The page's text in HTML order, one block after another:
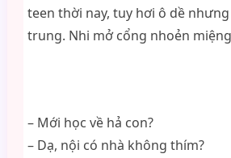
teen thời nay, tuy hơi ô dề
trung. Nhi mở cổng nhoẻn
– Mới học về hả con?
– Dạ, nội có nhà không thím?